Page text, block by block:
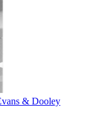
& Dooley